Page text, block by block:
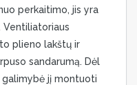
perkaitimo, jis yra
plieno lakštų ir
sandarumą. Dėl
jį montuoti